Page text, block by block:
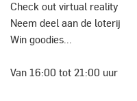
Check out virtual reality
Neem deel aan de loterij
Win goodies...
Van 16:00 tot 21:00 uur